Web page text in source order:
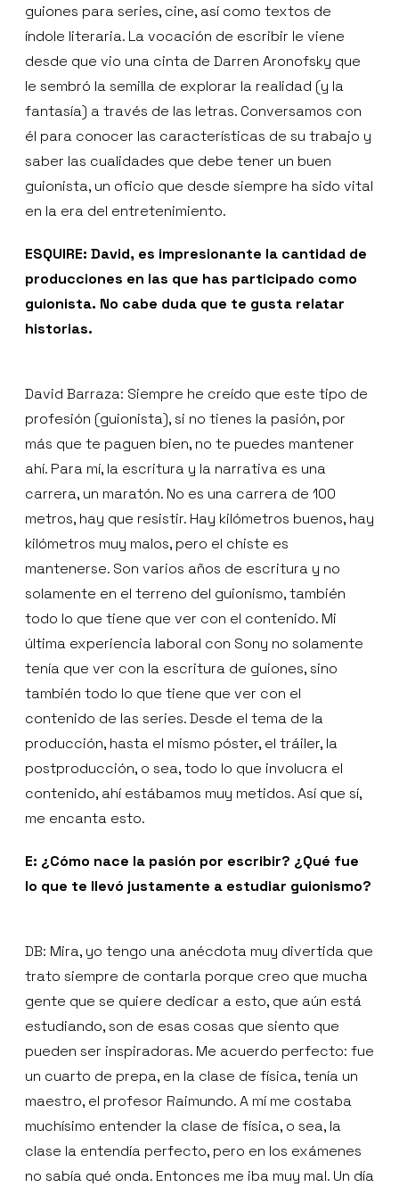
guiones para series, cine, así como textos de
índole literaria. La vocación de escribir le viene
desde que vio una cinta de Darren Aronofsky que
le sembró la semilla de explorar la realidad (y la
fantasía) a través de las letras. Conversamos con
él para conocer las características de su trabajo y
saber las cualidades que debe tener un buen
guionista, un oficio que desde siempre ha sido vital
en la era del entretenimiento.
ESQUIRE: David, es impresionante la cantidad de
producciones en las que has participado como
guionista. No cabe duda que te gusta relatar
historias.
David Barraza: Siempre he creído que este tipo de
profesión (guionista), si no tienes la pasión, por
más que te paguen bien, no te puedes mantener
ahí. Para mí, la escritura y la narrativa es una
carrera, un maratón. No es una carrera de 100
metros, hay que resistir. Hay kilómetros buenos, hay
kilómetros muy malos, pero el chiste es
mantenerse. Son varios años de escritura y no
solamente en el terreno del guionismo, también
todo lo que tiene que ver con el contenido. Mi
última experiencia laboral con Sony no solamente
tenía que ver con la escritura de guiones, sino
también todo lo que tiene que ver con el
contenido de las series. Desde el tema de la
producción, hasta el mismo póster, el tráiler, la
postproducción, o sea, todo lo que involucra el
contenido, ahí estábamos muy metidos. Así que sí,
me encanta esto.
E: ¿Cómo nace la pasión por escribir? ¿Qué fue
lo que te llevó justamente a estudiar guionismo?
DB: Mira, yo tengo una anécdota muy divertida que
trato siempre de contarla porque creo que mucha
gente que se quiere dedicar a esto, que aún está
estudiando, son de esas cosas que siento que
pueden ser inspiradoras. Me acuerdo perfecto: fue
un cuarto de prepa, en la clase de física, tenía un
maestro, el profesor Raimundo. A mí me costaba
muchísimo entender la clase de física, o sea, la
clase la entendía perfecto, pero en los exámenes
no sabía qué onda. Entonces me iba muy mal. Un día